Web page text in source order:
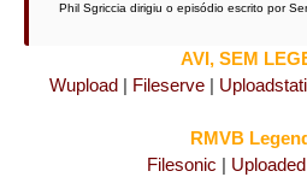
Phil Sgriccia dirigiu o episódio escrito por
AVI, SEM
Wupload | Fileserve |
RMVB
Filesonic | Uploaded